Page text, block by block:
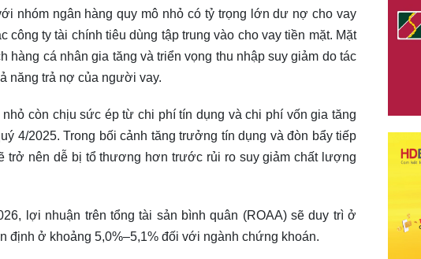
nhóm ngân hàng quy mô nhỏ có tỷ trọng lớn dư nợ cho vay
công ty tài chính tiêu dùng tập trung vào cho vay tiền mặt. Mặt
hàng cá nhân gia tăng và triển vọng thu nhập suy giảm do tác
năng trả nợ của người vay.
còn chịu sức ép từ chi phí tín dụng và chi phí vốn gia tăng
4/2025. Trong bối cảnh tăng trưởng tín dụng và đòn bẩy tiếp
trở nên dễ bị tổ thương hơn trước rủi ro suy giảm chất lượng
lợi nhuận trên tổng tài sản bình quân (ROAA) sẽ duy trì ở
định ở khoảng 5,0%–5,1% đối với ngành chứng khoán.